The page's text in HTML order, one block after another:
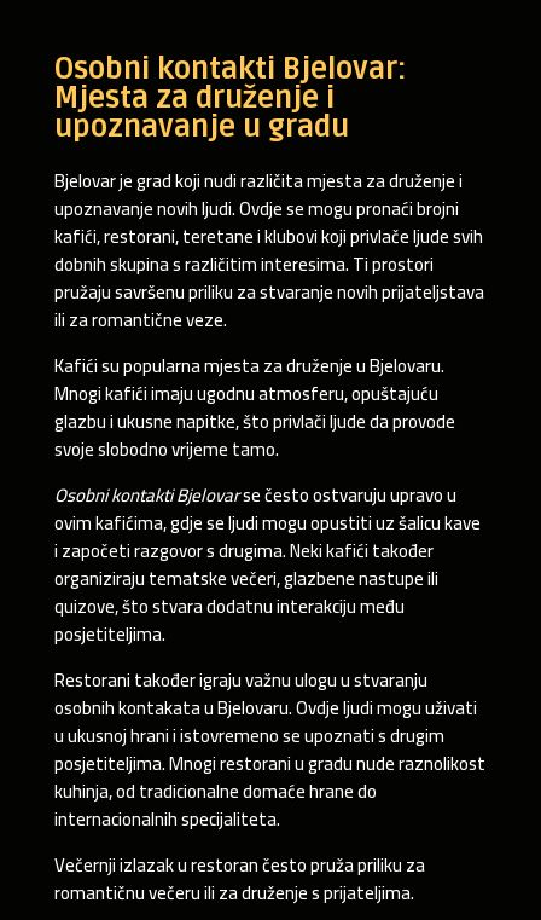
Osobni kontakti Bjelovar:
Mjesta za druženje i
upoznavanje u gradu
Bjelovar je grad koji nudi različita mjesta za druženje i
upoznavanje novih ljudi. Ovdje se mogu pronaći brojni
kafići, restorani, teretane i klubovi koji privlače ljude svih
dobnih skupina s različitim interesima. Ti prostori
pružaju savršenu priliku za stvaranje novih prijateljstava
ili za romantične veze.
Kafići su popularna mjesta za druženje u Bjelovaru.
Mnogi kafići imaju ugodnu atmosferu, opuštajuću
glazbu i ukusne napitke, što privlači ljude da provode
svoje slobodno vrijeme tamo.
Osobni kontakti Bjelovarse često ostvaruju upravo u
ovim kafićima, gdje se ljudi mogu opustiti uz šalicu kave
i započeti razgovor s drugima. Neki kafići također
organiziraju tematske večeri, glazbene nastupe ili
quizove, što stvara dodatnu interakciju među
posjetiteljima.
Restorani također igraju važnu ulogu u stvaranju
osobnih kontakata u Bjelovaru. Ovdje ljudi mogu uživati
u ukusnoj hrani i istovremeno se upoznati s drugim
posjetiteljima. Mnogi restorani u gradu nude raznolikost
kuhinja, od tradicionalne domaće hrane do
internacionalnih specijaliteta.
Večernji izlazak u restoran često pruža priliku za
romantičnu večeru ili za druženje s prijateljima.